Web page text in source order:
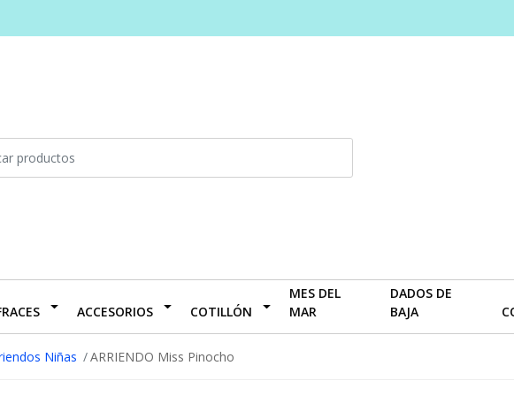
ACCESORIOS COTILLÓN
MES DEL
MAR
DADOS DE
BAJA
Niñas ARRIENDO Miss Pinocho